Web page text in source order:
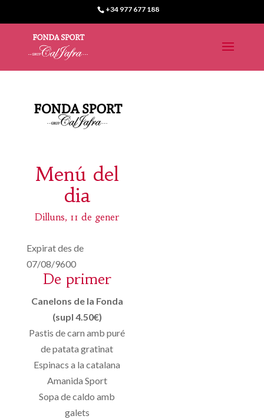
+34 977 677 188
Menú del
dia
Dilluns, 11 de gener
Expirat des de
07/08/9600
De primer
Canelons de la Fonda
(supl 4.50€)
Pastis de carn amb puré
de patata gratinat
Espinacs a la catalana
Amanida Sport
Sopa de caldo amb
galets